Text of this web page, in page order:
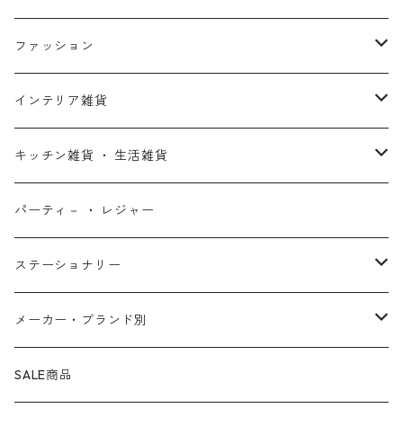
アントマン
X-MEN
デッド・プール
ファンタスティック・フォー
ゴーストライダー
パニッシャー
サノス
プリンセスと魔法のキス
ムーラン
ズートピア
モアナと伝説の海
ライオンキング
バンビ
ダンボ
ミッフィー
セサミストリート
ルーニー・テューンズ
ベアブリック
ワンピース
ドラゴンボール
呪術廻戦
ホームパーティー・バーベキュー雑貨
アクセサリー
ぬいぐるみ ・ プラッシュドール
コインバンク ・ 貯金箱
おもちゃ・パズル
コミック・絵本
ステッカー ・ シール
ストラップ
キーホルダー
ワッペン
マスコット
ピンズ ・ ピンバッジ
缶バッジ ・ 缶ケース
ファッション
ウェア
ポーチ ・ バッグ
財布 ・ ウォレット
アクセサリー
ネックレス
スニーカー ・ ソックス
ファッション雑貨
インテリア雑貨
ウォールアート
ポスター ・ デコレーション
ファブリック
キャンドル・ライト
ウォータードーム
キッチン雑貨 ・ 生活雑貨
キッチングッズ
マグカップ ・ グラス ・ タンブラー
お皿 ・ プレート ・ ボウル
生活雑貨
ドアマット
タオル・バスマット
パーティ－ ・ レジャー
ステーショナリー
シャープペン・ボールペン
ペンケース
メーカー・ブランド別
BB Designs
SALE商品